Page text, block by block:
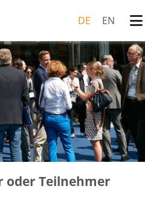
DE EN
oder Teilnehmer